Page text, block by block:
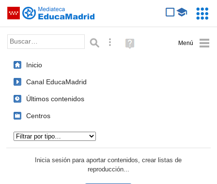
Saltar navegación
Palabra o frase: Búsqueda avanzada
Ayuda
(en
Inicio
Canal EducaMadrid
Últimos contenidos
Centros
Inicia sesión para aportar contenidos, crear listas de
reproducción...